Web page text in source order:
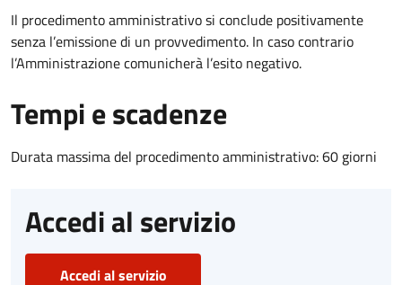
Il procedimento amministrativo si conclude positivamente
senza l’emissione di un provvedimento. In caso contrario
l’Amministrazione comunicherà l’esito negativo.
Tempi e scadenze
Durata massima del procedimento amministrativo: 60 giorni
Accedi al servizio
Accedi al servizio